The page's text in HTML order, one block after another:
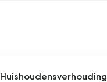
Huishoudensverhouding